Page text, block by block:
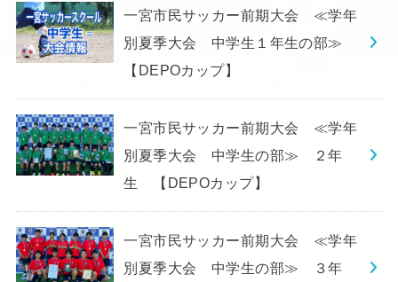
一宮市民サッカー前期大会 ≪学年
別夏季大会 中学生１年生の部≫
【DEPOカップ】
一宮市民サッカー前期大会 ≪学年
別夏季大会 中学生の部≫ ２年
生 【DEPOカップ】
一宮市民サッカー前期大会 ≪学年
別夏季大会 中学生の部≫ ３年